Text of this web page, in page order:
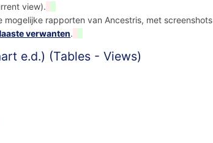
view).
mogelijke rapporten van Ancestris, met screenshots
verwanten.
e.d.) (Tables - Views)